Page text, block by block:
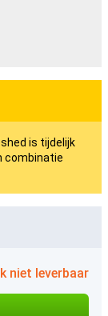
is tijdelijk
combinatie
niet leverbaar